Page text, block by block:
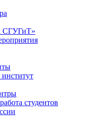
СГУГиТ»
студентов